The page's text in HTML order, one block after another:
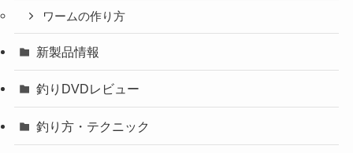
ワームの作り方
新製品情報
釣りDVDレビュー
釣り方・テクニック